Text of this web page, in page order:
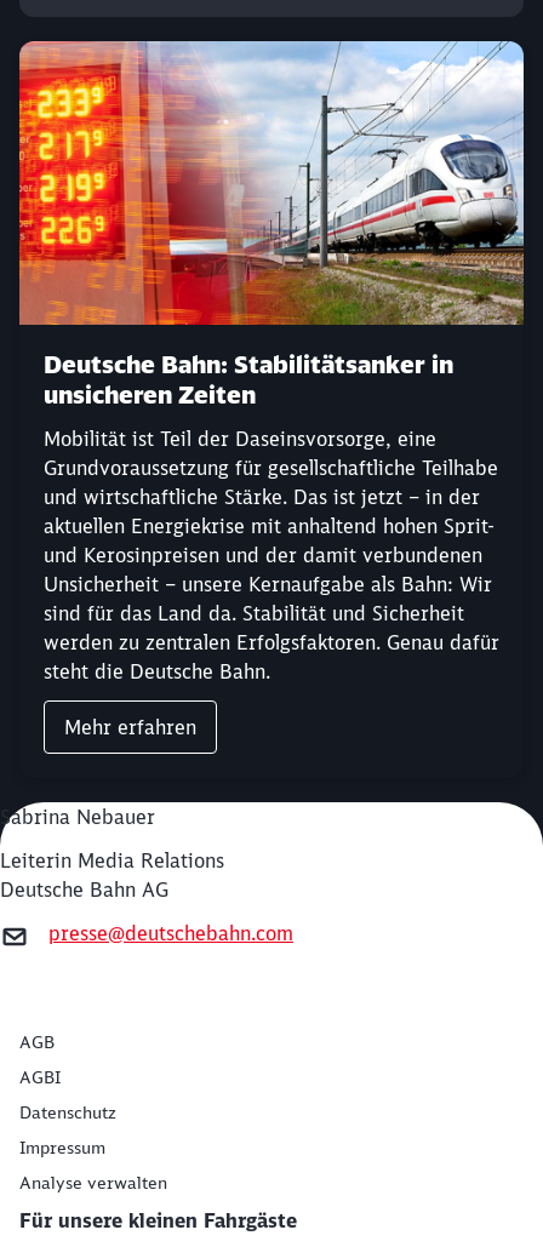
Deutsche Bahn: Stabilitätsanker in
unsicheren Zeiten
Mobilität ist Teil der Daseinsvorsorge, eine
Grundvoraussetzung für gesellschaftliche Teilhabe
und wirtschaftliche Stärke. Das ist jetzt – in der
aktuellen Energiekrise mit anhaltend hohen Sprit-
und Kerosinpreisen und der damit verbundenen
Unsicherheit – unsere Kernaufgabe als Bahn: Wir
sind für das Land da. Stabilität und Sicherheit
werden zu zentralen Erfolgsfaktoren. Genau dafür
steht die Deutsche Bahn.
Mehr erfahren
Sabrina Nebauer
Leiterin Media Relations
Deutsche Bahn AG
presse@deutschebahn.com
AGB
AGBI
Datenschutz
Impressum
Analyse verwalten
Für unsere kleinen Fahrgäste